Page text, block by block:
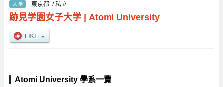
東京都 / 私立
跡見学園女子大学| Atomi University
Atomi University 學系一覽